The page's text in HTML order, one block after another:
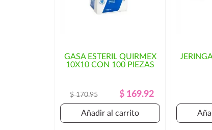
GASA ESTERIL QUIRMEX
10X10 CON 100 PIEZAS
Precio
Regular
$ 170.95 Precio
$ 169.92
Añadir al carrito